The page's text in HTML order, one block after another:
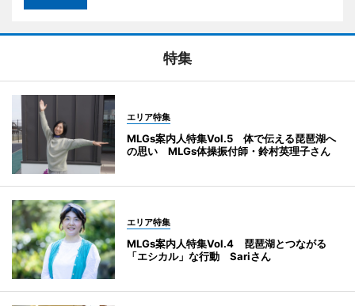
特集
エリア特集
MLGs案内人特集Vol.5 体で伝える琵琶湖へ
の思い MLGs体操振付師・鈴村英理子さん
エリア特集
MLGs案内人特集Vol.4 琵琶湖とつながる
「エシカル」な行動 Sariさん